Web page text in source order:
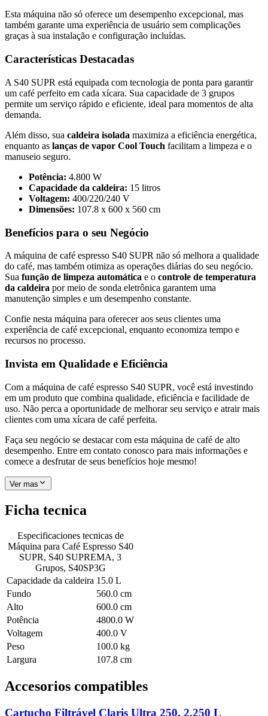
Esta máquina não só oferece um desempenho excepcional, mas
também garante uma experiência de usuário sem complicações
graças à sua instalação e configuração incluídas.
Características Destacadas
A S40 SUPR está equipada com tecnologia de ponta para garantir
um café perfeito em cada xícara. Sua capacidade de 3 grupos
permite um serviço rápido e eficiente, ideal para momentos de alta
demanda.
Além disso, sua caldeira isolada maximiza a eficiência energética,
enquanto as lanças de vapor Cool Touch facilitam a limpeza e o
manuseio seguro.
Potência: 4.800 W
Capacidade da caldeira: 15 litros
Voltagem: 400/220/240 V
Dimensões: 107.8 x 600 x 560 cm
Benefícios para o seu Negócio
A máquina de café espresso S40 SUPR não só melhora a qualidade
do café, mas também otimiza as operações diárias do seu negócio.
Sua função de limpeza automática e o controle de temperatura
da caldeira por meio de sonda eletrônica garantem uma
manutenção simples e um desempenho constante.
Confie nesta máquina para oferecer aos seus clientes uma
experiência de café excepcional, enquanto economiza tempo e
recursos no processo.
Invista em Qualidade e Eficiência
Com a máquina de café espresso S40 SUPR, você está investindo
em um produto que combina qualidade, eficiência e facilidade de
uso. Não perca a oportunidade de melhorar seu serviço e atrair mais
clientes com uma xícara de café perfeita.
Faça seu negócio se destacar com esta máquina de café de alto
desempenho. Entre em contato conosco para mais informações e
comece a desfrutar de seus benefícios hoje mesmo!
Ver mas
Ficha tecnica
Especificaciones tecnicas de
Máquina para Café Espresso S40
SUPR, S40 SUPREMA, 3
Grupos, S40SP3G
Capacidade da caldeira 15.0 L
Fundo
560.0 cm
Alto
600.0 cm
Potência
4800.0 W
Voltagem
400.0 V
Peso
100.0 kg
Largura
107.8 cm
Accesorios compatibles
Cartucho Filtrável Claris Ultra 250, 2.250 L